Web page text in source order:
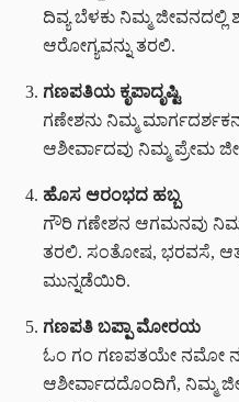
ದಿವ್ಯ ಬೆಳಕು ನಿಮ್ಮ
ಆರೋಗ್ಯವನ್ನು ತರಲಿ.
ಗಣಪತಿಯ ಕೃಪಾದೃಷ್ಟಿ
ಗಣೇಶನು ನಿಮ್ಮ
ಆಶೀರ್ವಾದವು ನಿಮ್ಮ ಪ್ರೇಮ
ಹೊಸ ಆರಂಭದ ಹಬ್ಬ
ಗೌರಿ ಗಣೇಶನ ಆಗಮನವು
ತರಲಿ. ಸಂತೋಷ, ಭರವಸೆ,
ಮುನ್ನಡೆಯಿರಿ.
ಗಣಪತಿ ಬಪ್ಪಾ ಮೋರಯ
ಓಂ ಗಂ ಗಣಪತಯೇ ನಮೋ
ಆಶೀರ್ವಾದದೊಂದಿಗೆ, ನಿಮ್ಮ